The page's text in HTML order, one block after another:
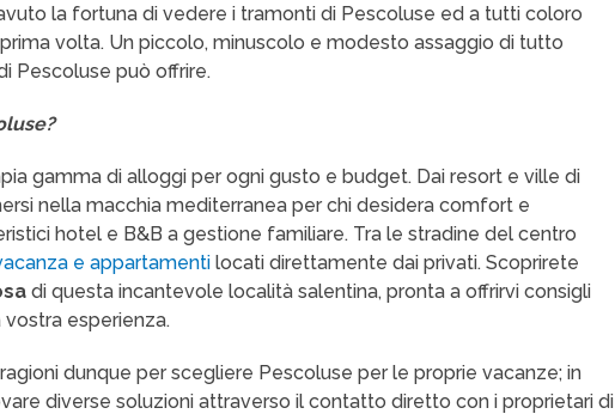
la fortuna di vedere i tramonti di Pescoluse ed a tutti coloro
volta. Un piccolo, minuscolo e modesto assaggio di tutto
Pescoluse può offrire.
gamma di alloggi per ogni gusto e budget. Dai resort e ville di
nella macchia mediterranea per chi desidera comfort e
hotel e B&B a gestione familiare. Tra le stradine del centro
e appartamenti locati direttamente dai privati. Scoprirete
di questa incantevole località salentina, pronta a offrirvi consigli
esperienza.
dunque per scegliere Pescoluse per le proprie vacanze; in
diverse soluzioni attraverso il contatto diretto con i proprietari di